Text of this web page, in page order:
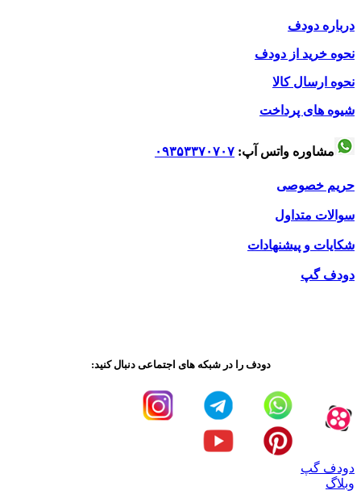
درباره دودف
نحوه خرید از دودف
نحوه ارسال کالا
شیوه های پرداخت
مشاوره واتس آپ: ۰۹۳۵۳۳۷۰۷۰۷
حریم خصوصی
سوالات متداول
شکایات و پیشنهادات
دودف گپ
دودف را در شبکه های اجتماعی دنبال کنید:
دودف گپ
وبلاگ